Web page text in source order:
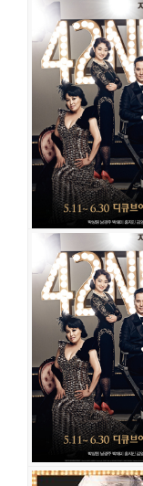
브로드웨이 42
공연일시
2016-06-23 ~
공연장
예술의전당
출연진
송일국 이종혁
브로드웨이 42
공연일시
2014-07-08 ~
공연장
예술의전당
출연진
남경주 김영
브로드웨이 42
공연일시
2013-07-09 ~
공연장
성남아트센
출연진
박상원 남경
임진아김용수 정종훈
나